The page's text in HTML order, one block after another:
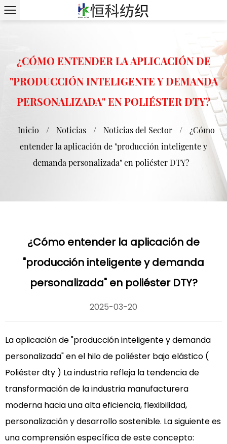
¿CÓMO ENTENDER LA APLICACIÓN DE
"PRODUCCIÓN INTELIGENTE Y DEMANDA
PERSONALIZADA" EN POLIÉSTER DTY?
Inicio / Noticias / Noticias del Sector /
¿Cómo
entender la aplicación de "producción inteligente y
demanda personalizada" en poliéster DTY?
¿Cómo entender la aplicación de
"producción inteligente y demanda
personalizada" en poliéster DTY?
2025-03-20
La aplicación de "producción inteligente y demanda
personalizada" en el hilo de poliéster bajo elástico (
Poliéster dty ) La industria refleja la tendencia de
transformación de la industria manufacturera
moderna hacia una alta eficiencia, flexibilidad,
personalización y desarrollo sostenible. La siguiente es
una comprensión específica de este concepto: